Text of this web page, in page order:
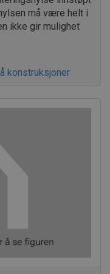
må være helt i
ikke gir mulighet
konstruksjoner